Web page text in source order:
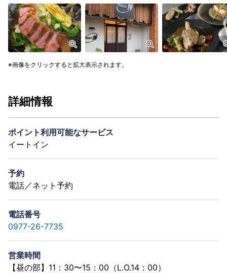
画像をクリックすると拡大表示されます。
詳細情報
ポイント利用可能なサービス
イートイン
予約
電話／ネット予約
電話番号
0977-26-7735
営業時間
【昼の部】11：30〜15：00（L.O.14：00）